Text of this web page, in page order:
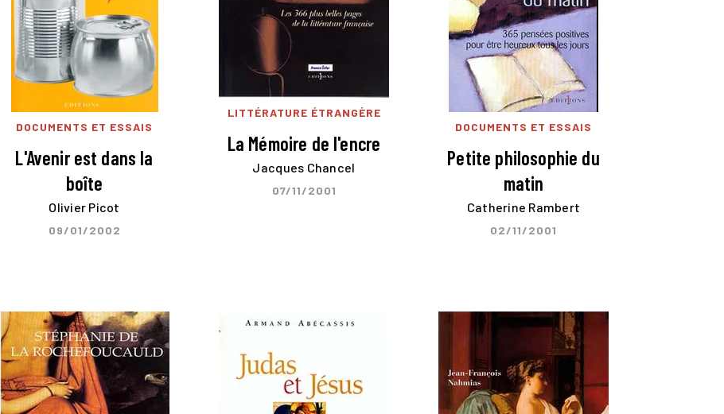
DOCUMENTS ET ESSAIS
L'Avenir est dans la
boîte
Olivier Picot
09/01/2002
LITTÉRATURE ÉTRANGÈRE
La Mémoire de l'encre
Jacques Chancel
07/11/2001
DOCUMENTS ET ESSAIS
Petite philosophie du
matin
Catherine Rambert
02/11/2001